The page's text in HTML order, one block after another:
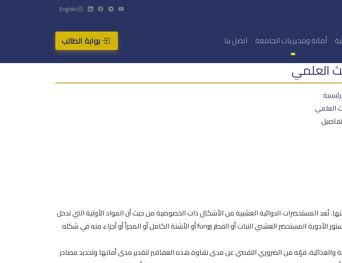
English
أمانة ومديريات الجامعة اتصل بنا بوابة الطالب
العلمي
العلمي
تُعد المستحضرات الدوائية العشبية من الأشكال ذات الخصوصية من حيث أن المواد الأولية التي تدخل
في تركيبها هي من مصدر طبيعي، وهذا يعني بأنه أنها عرضة لتلوث جرثومي محتمل. يعرّف دستور الأدوية المستحضر العشبي النبات أو الفطر fungi أو الأشنة الكامل أو المجزاً أو أجزاء منه في شكله
فإنه من الضروري التقصي عن مدى نقاوة هذه العقاقير لتقدير مدى أمانها وتحديد مصادر